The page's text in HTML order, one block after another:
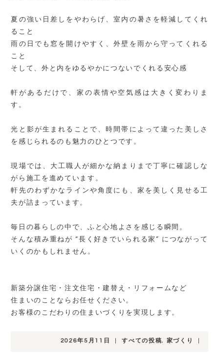
夏の強い日差しをやわらげ、室内の暑さを軽減してくれ
ること
雨の日でも窓を開けやすく、外壁を雨から守ってくれる
こと
そして、外と内をゆるやかにつないでくれる安心感
軒があるだけで、家の表情や空気感は大きく変わりま
す。
光と影が生まれることで、時間帯によって違った美しさ
を感じられるのも魅力のひとつです。
現場では、大工職人が細かな納まりまで丁寧に確認しな
がら施工を進めています。
軒先のわずかなラインや角度にも、家を美しく見せる工
夫が詰まっています。
毎日の暮らしの中で、ふと心地よさを感じる瞬間。
そんな積み重ねが “長く好きでいられる家” につながって
いくのかもしれません。
新築分譲住宅・注文住宅・建替え・リフォームなど
住まいのことならお任せください。
お客様のこだわりの住まいづくりを実現します。
2026年5月11日 すべての投稿, 家づくり